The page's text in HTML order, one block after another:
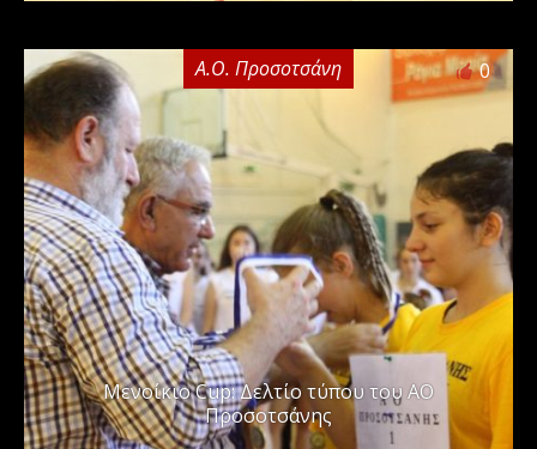
Α.Ο. Προσοτσάνη 0
Μενοίκιο Cup: Δελτίο τύπου του ΑΟ
Προσοτσάνης